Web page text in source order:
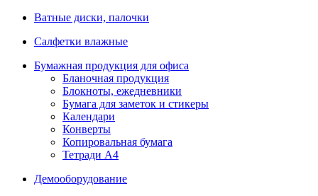
Ватные диски, палочки
Салфетки влажные
Бумажная продукция для офиса
Бланочная продукция
Блокноты, ежедневники
Бумага для заметок и стикеры
Календари
Конверты
Копировальная бумага
Тетради А4
Демооборудование